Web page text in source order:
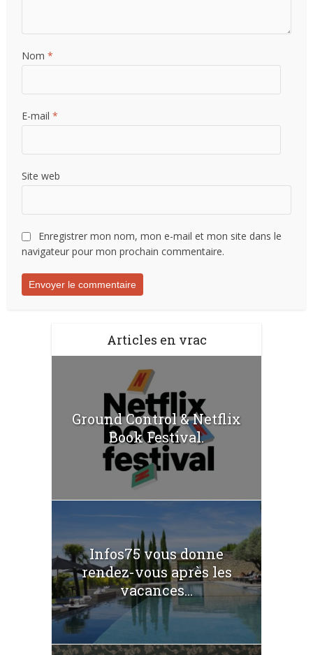
Nom*
E-mail*
Site web
Enregistrer mon nom, mon e-mail et mon site dans le
navigateur pour mon prochain commentaire.
Articles en vrac
Ground Control & Netflix
Book Festival.
Infos75 vous donne
rendez-vous après les
vacances...